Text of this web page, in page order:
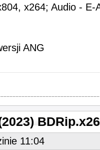
x264; Audio - E-
ANG
11:04